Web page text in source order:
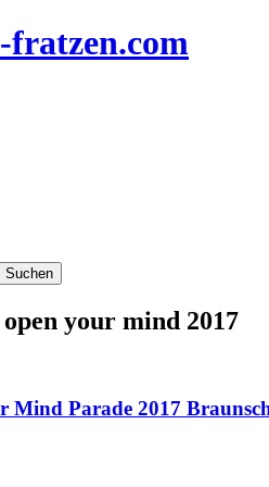
your mind 2017
Mind Parade 2017